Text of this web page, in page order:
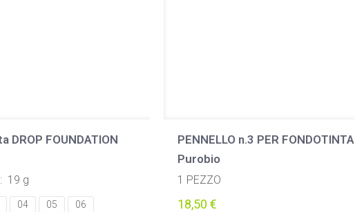
DROP FOUNDATION
19 g
04 05 06
PENNELLO n.3 PER FONDOTINTA
Purobio
1 PEZZO
18,50 €